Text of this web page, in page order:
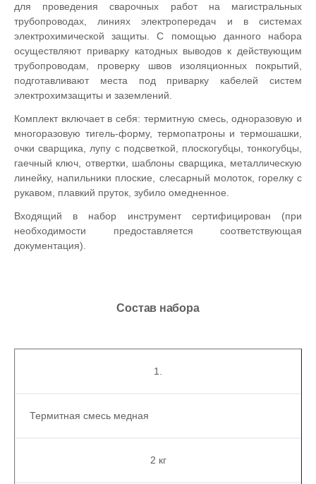
для проведения сварочных работ на магистральных
трубопроводах, линиях электропередач и в системах
электрохимической защиты. С помощью данного набора
осуществляют приварку катодных выводов к действующим
трубопроводам, проверку швов изоляционных покрытий,
подготавливают места под приварку кабелей систем
электрохимзащиты и заземлений.
Комплект включает в себя: термитную смесь, одноразовую и
многоразовую тигель-форму, термопатроны и термошашки,
очки сварщика, лупу с подсветкой, плоскогубцы, тонкогубцы,
гаечный ключ, отвертки, шаблоны сварщика, металлическую
линейку, напильники плоские, слесарный молоток, горелку с
рукавом, плавкий пруток, зубило омедненное.
Входящий в набор инструмент сертифицирован (при
необходимости предоставляется соответствующая
документация).
Состав набора
1.
Термитная смесь медная
2 кг